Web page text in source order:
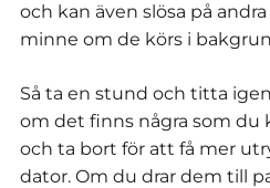
och kan även slösa på
minne om de körs i
Så ta en stund och titta
om det finns några som du
och ta bort för att få mer
dator. Om du drar dem till